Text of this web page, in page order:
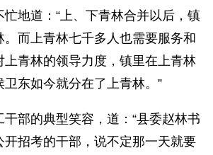
道：“上、下青林合并以后，镇
而上青林七千多人也需要服务和
上青林的领导力度，镇里在上青林
东如今就分在了上青林。”
的典型笑容，道：“县委赵林书
开招考的干部，说不定那一天就要